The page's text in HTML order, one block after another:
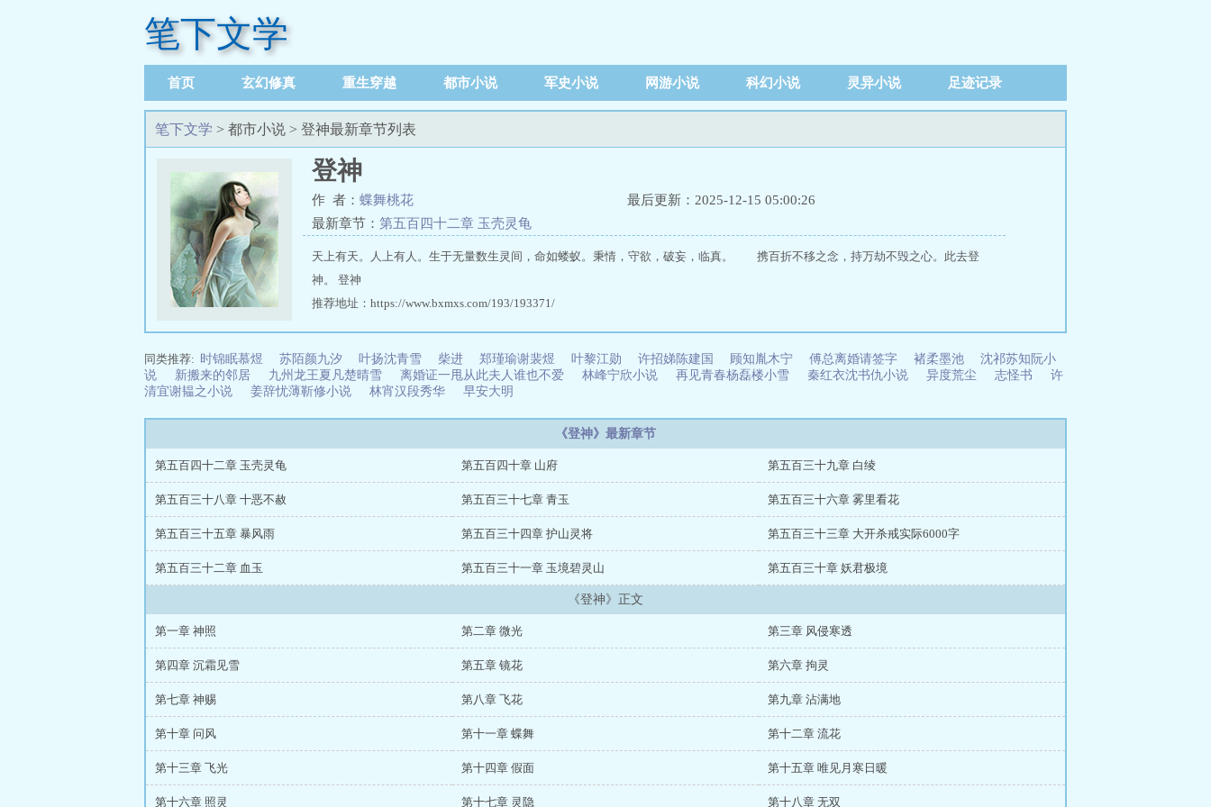
笔下文学
首页 玄幻修真 重生穿越 都市小说 军史小说 网游小说 科幻小说 灵异小说 足迹记录
笔下文学 > 都市小说 > 登神最新章节列表
登神
作 者： 蝶舞桃花
最后更新：2025-12-15 05:00:26
最新章节： 第五百四十二章 玉壳灵龟
天上有天。人上有人。生于无量数生灵间，命如蝼蚁。秉情，守欲，破妄，临真。 携百折不移之念，持万劫不毁之心。此去登
神。 登神
推荐地址：https://www.bxmxs.com/193/193371/
同类推荐: 时锦眠慕煜 苏陌颜九汐 叶扬沈青雪 柴进 郑瑾瑜谢裴煜 叶黎江勋 许招娣陈建国 顾知胤木宁 傅总离婚请签字 褚柔墨池
沈祁苏知阮小
说
新搬来的邻居 九州龙王夏凡楚晴雪 离婚证一甩从此夫人谁也不爱 林峰宁欣小说 再见青春杨磊楼小雪 秦红衣沈书仇小说 异度荒尘 志怪书
许
清宜谢韫之小说
姜辞忧薄靳修小说 林宵汉段秀华 早安大明
《登神》最新章节
第五百四十二章 玉壳灵龟 第五百四十章 山府 第五百三十九章 白绫
第五百三十八章 十恶不赦 第五百三十七章 青玉 第五百三十六章 雾里看花
第五百三十五章 暴风雨 第五百三十四章 护山灵将 第五百三十三章 大开杀戒实际6000字
第五百三十二章 血玉 第五百三十一章 玉境碧灵山 第五百三十章 妖君极境
《登神》正文
第一章 神照 第二章 微光 第三章 风侵寒透
第四章 沉霜见雪 第五章 镜花 第六章 拘灵
第七章 神赐 第八章 飞花 第九章 沾满地
第十章 问风 第十一章 蝶舞 第十二章 流花
第十三章 飞光 第十四章 假面 第十五章 唯见月寒日暖
第十六章 照灵 第十七章 灵隐 第十八章 无双